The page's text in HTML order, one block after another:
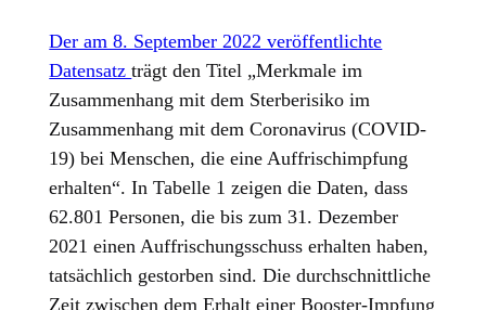
Der am 8. September 2022 veröffentlichte
Datensatzträgt den Titel „Merkmale im
Zusammenhang mit dem Sterberisiko im
Zusammenhang mit dem Coronavirus (COVID-
19) bei Menschen, die eine Auffrischimpfung
erhalten“. In Tabelle 1 zeigen die Daten, dass
62.801 Personen, die bis zum 31. Dezember
2021 einen Auffrischungsschuss erhalten haben,
tatsächlich gestorben sind. Die durchschnittliche
Zeit zwischen dem Erhalt einer Booster-Impfung